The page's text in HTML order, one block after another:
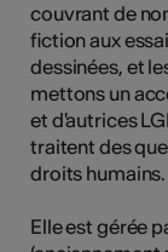
couvrant de
fiction aux
dessinées, et
mettons un
et d'autrices
traitent des
droits humains.
Elle est gérée